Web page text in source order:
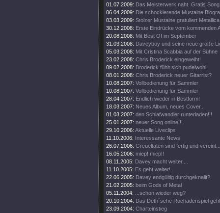
01.07.2009: Das Meisterwerk naht. Gratis
06.04.2009: Die schockierende Mustaine
03.03.2009: Stolzer Mustaine gratuliert
30.12.2008: Erste Eindrücke vom kommenden
20.08.2008: Mit Best Of im September
31.03.2008: Daveyboy und seine neue große
05.03.2008: Mit Cristina Scabbia auf der Bühne
23.02.2008: Chris Broderick eingeweiht!
09.02.2008: Broderick fühlt sich pudelwohl
08.01.2008: Chris Broderick neuer Gitarrist?
10.08.2007: Vollbedienung für Sammler
10.08.2007: Vollbedienung für Sammler
28.04.2007: Endlich wieder in Bestform!
18.03.2007: Neues Album, neues Cover...
01.03.2007: den Schlafwandler runterladen!!!
25.01.2007: neuer Song online!!!
29.10.2006: Aktuelle Liveclips
11.10.2006: Interessante News
26.07.2006: Greueltaten sind fertig und vereint...
16.05.2006: miep! miep!!
08.11.2005: Davey macht weiter....
11.10.2005: Es geht weiter!
22.06.2005: Davey endgültig durchgeknallt?
21.02.2005: beim Gods of Metal
05.11.2004:
...schon wieder weg?
20.10.2004: Das Deth´sche Rochadenspiel
23.09.2004: Charteinstieg